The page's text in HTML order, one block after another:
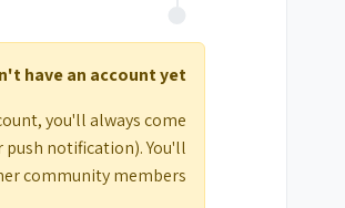
have an account yet.
you'll always come
push notification). You'll
community members.